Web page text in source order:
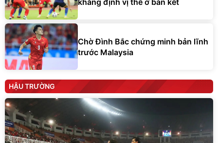
Chờ Đình Bắc chứng minh bản lĩnh
trước Malaysia
HẬU TRƯỜNG